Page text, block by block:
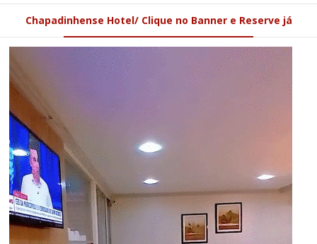
Chapadinhense Hotel/ Clique no Banner e Reserve já